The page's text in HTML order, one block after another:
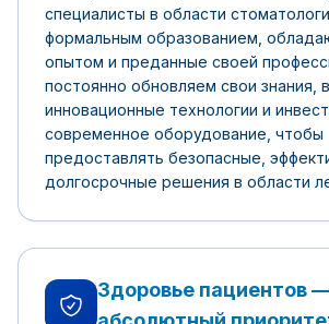
специалисты в области
формальным образованием,
опытом и преданные своей
постоянно обновляем свои знания,
инновационные технологии и
современное оборудование, чтобы
предоставлять безопасные,
долгосрочные решения в области
Здоровье пациентов